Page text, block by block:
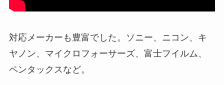
対応メーカーも豊富でした。ソニー、ニコン、キ
ヤノン、マイクロフォーサーズ、富士フイルム、
ペンタックスなど。